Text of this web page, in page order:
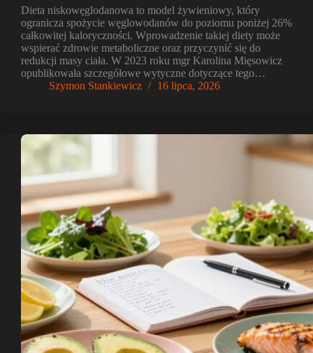
Dieta niskowęglodanowa to model żywieniowy, który
ogranicza spożycie węglowodanów do poziomu poniżej 26%
całkowitej kaloryczności. Wprowadzenie takiej diety może
wspierać zdrowie metaboliczne oraz przyczynić się do
redukcji masy ciała. W 2023 roku mgr Karolina Mięsowicz
opublikowała szczegółowe wytyczne dotyczące tego…
Szymon Stankiewicz
16 lipca, 2026